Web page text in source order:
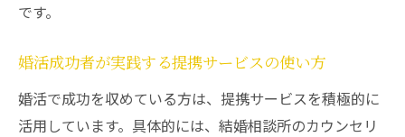
です。
婚活成功者が実践する提携サービスの使い方
婚活で成功を収めている方は、提携サービスを積極的に
活用しています。具体的には、結婚相談所のカウンセリ